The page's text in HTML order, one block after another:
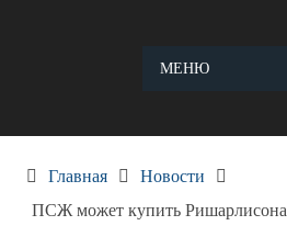
МЕНЮ
Главная
Новости
ПСЖ может купить Ришарлисона